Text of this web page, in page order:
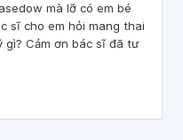
mà lỡ có em bé
sĩ cho em hỏi mang thai
gì? Cảm ơn bác sĩ đã tư